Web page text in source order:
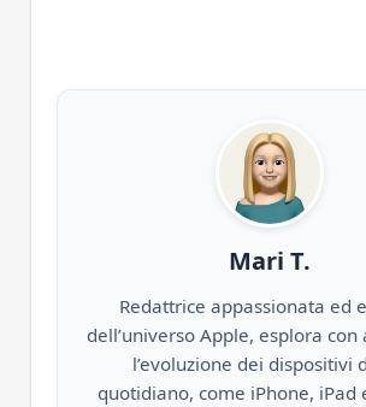
Mari T.
Redattrice appassionata ed
dell’universo Apple, esplora con
l’evoluzione dei dispositivi
quotidiano, come iPhone, iPad